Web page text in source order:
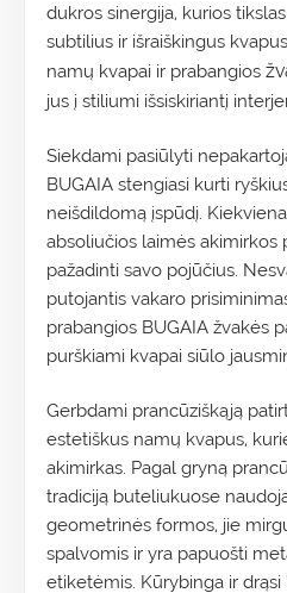
dukros sinergija, kurios
subtilius ir išraiškingus
namų kvapai ir prabangios
jus į stiliumi išsiskiriantį
Siekdami pasiūlyti
BUGAIA stengiasi kurti
neišdildomą įspūdį.
absoliučios laimės akimirkos
pažadinti savo pojūčius.
putojantis vakaro
prabangios BUGAIA žvakės
purškiami kvapai siūlo
Gerbdami prancūziškąją
estetiškus namų kvapus,
akimirkas. Pagal gryną
tradiciją buteliukuose
geometrinės formos, jie
spalvomis ir yra papuošti
etiketėmis. Kūrybinga ir drąsi